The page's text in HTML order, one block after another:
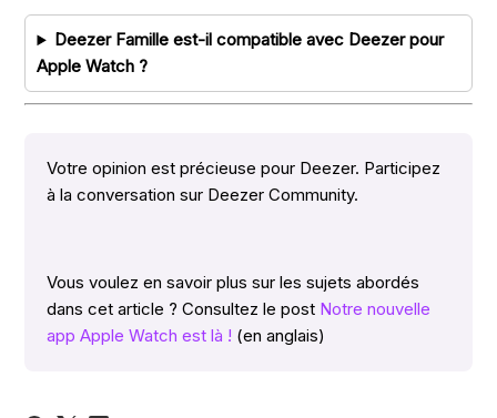
Deezer Famille est-il compatible avec Deezer pour
Apple Watch ?
Votre opinion est précieuse pour Deezer. Participez
à la conversation sur Deezer Community.
Vous voulez en savoir plus sur les sujets abordés
dans cet article ? Consultez le post Notre nouvelle
app Apple Watch est là ! (en anglais)